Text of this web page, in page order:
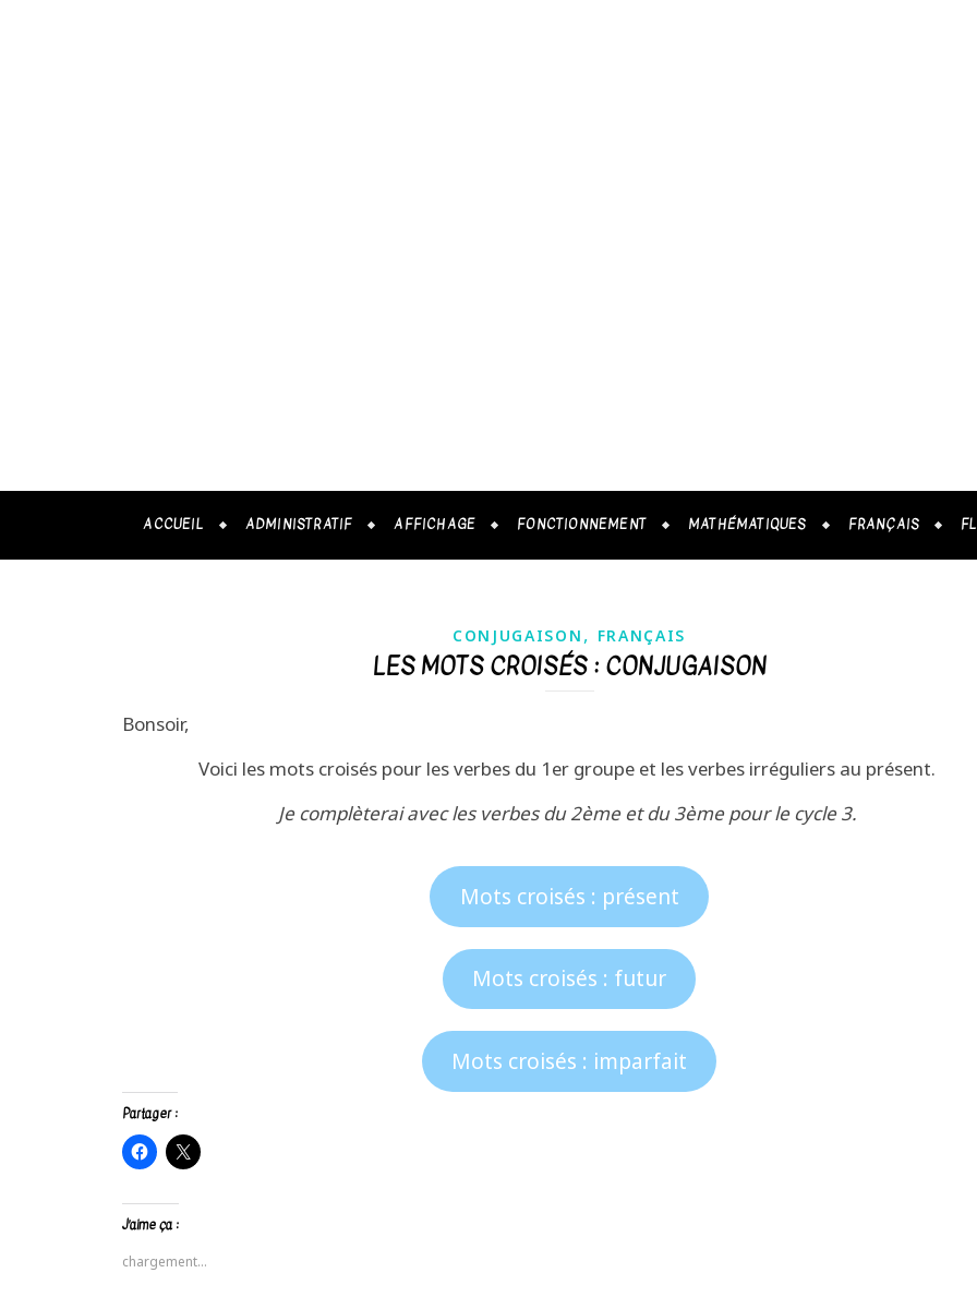
ACCUEIL ADMINISTRATIF AFFICHAGE FONCTIONNEMENT MATHÉMATIQUES FRANÇAIS
CONJUGAISON , FRANÇAIS
LES MOTS CROISÉS : CONJUGAISON
Bonsoir,
Voici les mots croisés pour les verbes du 1er groupe et les verbes irréguliers au présent.
Je complèterai avec les verbes du 2ème et du 3ème pour le cycle 3.
Mots croisés : présent
Mots croisés : futur
Mots croisés : imparfait
Partager :
J’aime ça :
chargement…